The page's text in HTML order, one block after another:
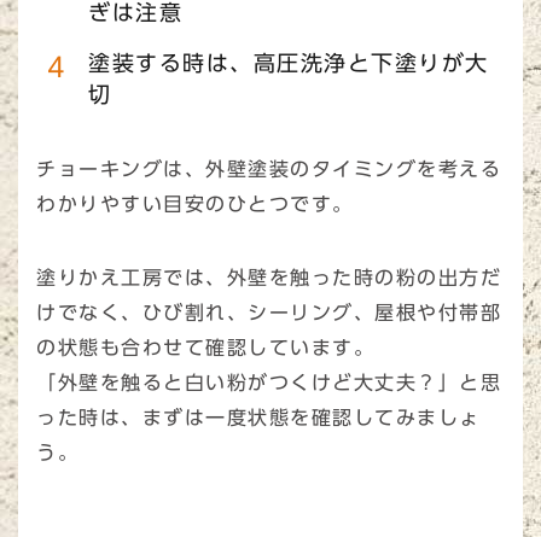
ぎは注意
塗装する時は、高圧洗浄と下塗りが大
切
チョーキングは、外壁塗装のタイミングを考える
わかりやすい目安のひとつです。
塗りかえ工房では、外壁を触った時の粉の出方だ
けでなく、ひび割れ、シーリング、屋根や付帯部
の状態も合わせて確認しています。
「外壁を触ると白い粉がつくけど大丈夫？」と思
った時は、まずは一度状態を確認してみましょ
う。